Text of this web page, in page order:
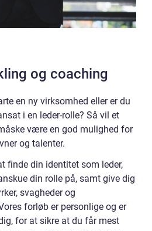
og coaching
en ny virksomhed eller er du
i en leder-rolle? Så vil et
være en god mulighed for
og talenter.
finde din identitet som leder,
din rolle på, samt give dig
svagheder og
forløb er personlige og er
for at sikre at du får mest